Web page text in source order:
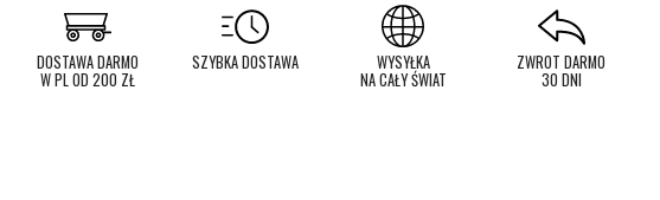
DOSTAWA DARMO
W PL OD 200 ZŁ
SZYBKA DOSTAWA WYSYŁKA
NA CAŁY ŚWIAT
ZWROT DARMO
30 DNI